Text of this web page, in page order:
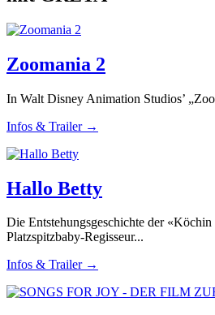
Zoomania 2
In Walt Disney Animation Studios’
Infos & Trailer →
Hallo Betty
Die Entstehungsgeschichte der
Platzspitzbaby-Regisseur...
Infos & Trailer →